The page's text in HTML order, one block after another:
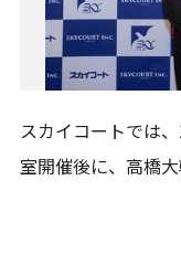
スカイコートでは
室開催後に、高橋